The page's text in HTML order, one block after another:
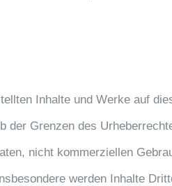
Inhalte und Werke auf
der Grenzen des
nicht kommerziellen
werden Inhalte